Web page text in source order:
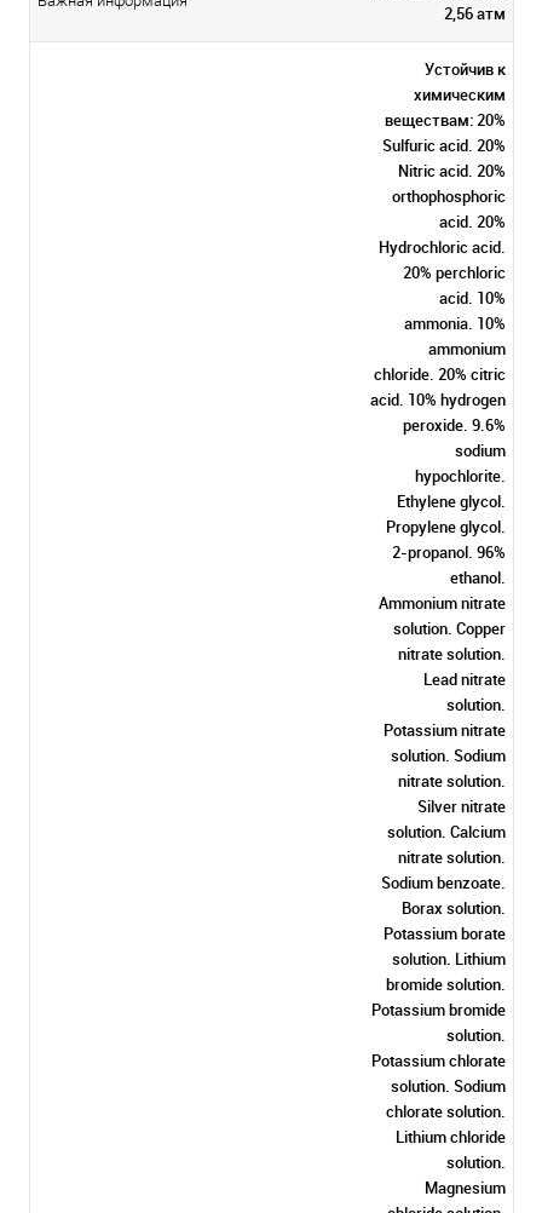
2,56 атм
Устойчив к
химическим
веществам: 20%
Sulfuric acid. 20%
Nitric acid. 20%
orthophosphoric
acid. 20%
Hydrochloric acid.
20% perchloric
acid. 10%
ammonia. 10%
ammonium
chloride. 20% citric
acid. 10% hydrogen
peroxide. 9.6%
sodium
hypochlorite.
Ethylene glycol.
Propylene glycol.
2-propanol. 96%
ethanol.
Ammonium nitrate
solution. Copper
nitrate solution.
Lead nitrate
solution.
Potassium nitrate
solution. Sodium
nitrate solution.
Silver nitrate
solution. Calcium
nitrate solution.
Sodium benzoate.
Borax solution.
Potassium borate
solution. Lithium
bromide solution.
Potassium bromide
solution.
Potassium chlorate
solution. Sodium
chlorate solution.
Lithium chloride
solution.
Magnesium